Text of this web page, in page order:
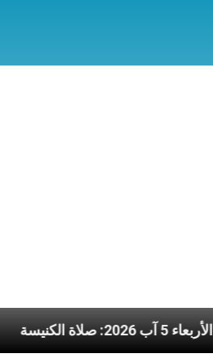
نشرة يوم الأربعاء 5 آب 2026: صلاة الكنيسة